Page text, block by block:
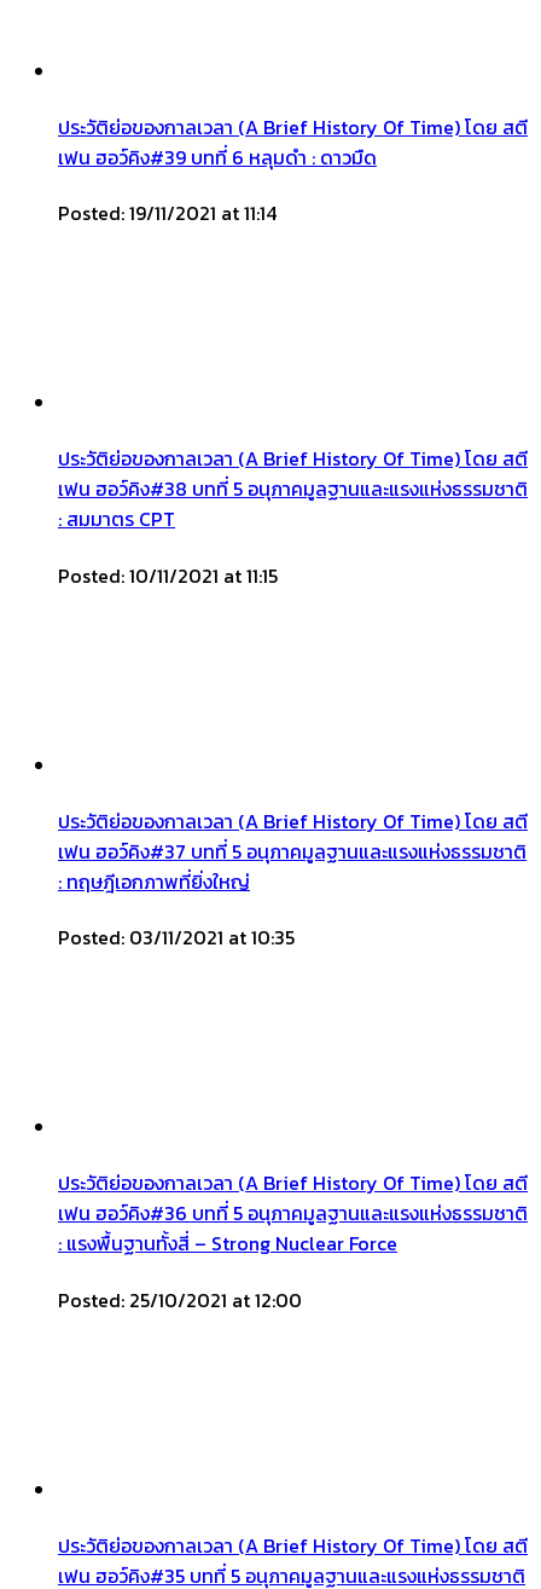
ประวัติย่อของกาลเวลา (A Brief History Of Time) โดย สตี
เฟน ฮอว์คิง#39 บทที่ 6 หลุมดำ : ดาวมืด
Posted: 19/11/2021 at 11:14
ประวัติย่อของกาลเวลา (A Brief History Of Time) โดย สตี
เฟน ฮอว์คิง#38 บทที่ 5 อนุภาคมูลฐานและแรงแห่งธรรมชาติ
: สมมาตร CPT
Posted: 10/11/2021 at 11:15
ประวัติย่อของกาลเวลา (A Brief History Of Time) โดย สตี
เฟน ฮอว์คิง#37 บทที่ 5 อนุภาคมูลฐานและแรงแห่งธรรมชาติ
: ทฤษฎีเอกภาพที่ยิ่งใหญ่
Posted: 03/11/2021 at 10:35
ประวัติย่อของกาลเวลา (A Brief History Of Time) โดย สตี
เฟน ฮอว์คิง#36 บทที่ 5 อนุภาคมูลฐานและแรงแห่งธรรมชาติ
: แรงพื้นฐานทั้งสี่ – Strong Nuclear Force
Posted: 25/10/2021 at 12:00
ประวัติย่อของกาลเวลา (A Brief History Of Time) โดย สตี
เฟน ฮอว์คิง#35 บทที่ 5 อนุภาคมูลฐานและแรงแห่งธรรมชาติ